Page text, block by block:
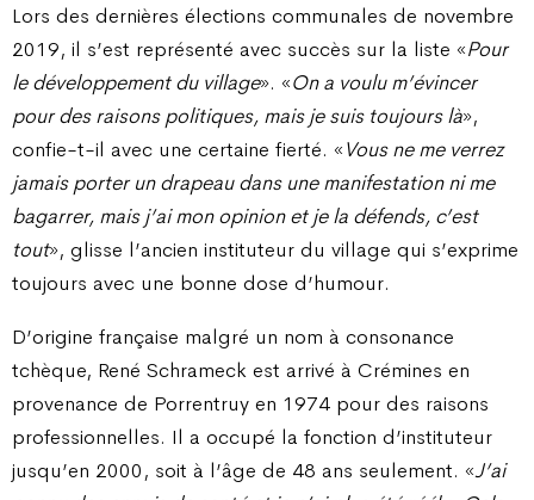
Lors des dernières élections communales de novembre
2019, il s’est représenté avec succès sur la liste «Pour
le développement du village». «On a voulu m’évincer
pour des raisons politiques, mais je suis toujours là»,
confie-t-il avec une certaine fierté. «Vous ne me verrez
jamais porter un drapeau dans une manifestation ni me
bagarrer, mais j’ai mon opinion et je la défends, c’est
tout», glisse l’ancien instituteur du village qui s’exprime
toujours avec une bonne dose d’humour.
D’origine française malgré un nom à consonance
tchèque, René Schrameck est arrivé à Crémines en
provenance de Porrentruy en 1974 pour des raisons
professionnelles. Il a occupé la fonction d’instituteur
jusqu’en 2000, soit à l’âge de 48 ans seulement. «J’ai